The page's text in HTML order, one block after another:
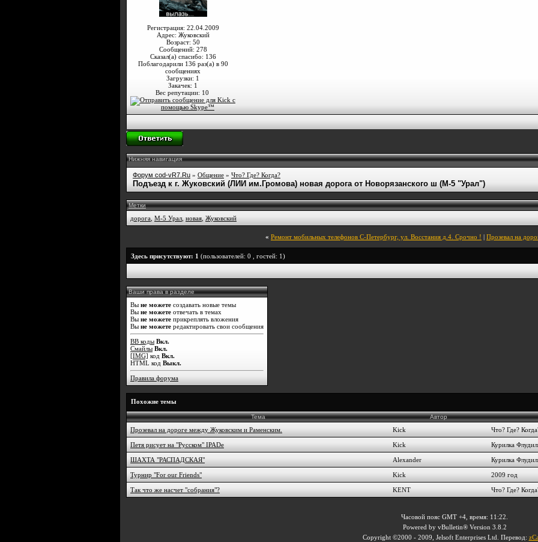
Регистрация: 22.04.2009
Адрес: Жуковский
Возраст: 50
Сообщений: 278
Сказал(а) спасибо: 136
Поблагодарили 136 раз(а) в 90
сообщениях
Загрузки: 1
Закачек: 1
Вес репутации: 10
Нижняя навигация
Форум cod-vR7.Ru » Общение » Что? Где? Когда?
Подъезд к г. Жуковский (ЛИИ им.Громова) новая дорога от Новорязанского ш (М-5 "Урал")
Метки
дорога М-5 Урал, новая Жуковский
« Ремонт мобильных телефонов С-Петербург, ул. Восстания д.4. Срочно ! | Прозевал на
Здесь присутствуют: 1 (пользователей: 0 , гостей: 1)
Ваши права в разделе
Вы не можете создавать новые темы
Вы не можете отвечать в темах
Вы не можете прикреплять вложения
Вы не можете редактировать свои сообщения
BB коды Вкл.
Смайлы Вкл.
[IMG] код Вкл.
HTML код Выкл.
Правила форума
Похожие темы
Тема Автор
Прозевал на дороге между Жуковским и Раменским. Kick Что? Где?
Петя рисует на "Русском" IPADe Kick Курилка
ШАХТА "РАСПАДСКАЯ" Alexander Курилка
Турнир "For our Friends" Kick 2009 год
Так что же насчет "собрания"? KENT Что? Где?
Часовой пояс GMT +4, время: 11:22
Powered by vBulletin® Version 3.8.2
Copyright ©2000 - 2009, Jelsoft Enterprises Ltd. Перевод: